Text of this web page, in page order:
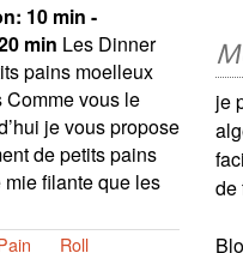
10 min -
min Les Dinner
pains moelleux
Comme vous le
je vous propose
de petits pains
filante que les
Roll
je
de